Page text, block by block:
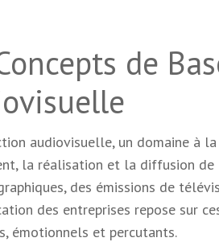
de
audiovisuelle, un domaine à
la réalisation et la diffusion
des émissions de
des entreprises repose sur
émotionnels et percutants.